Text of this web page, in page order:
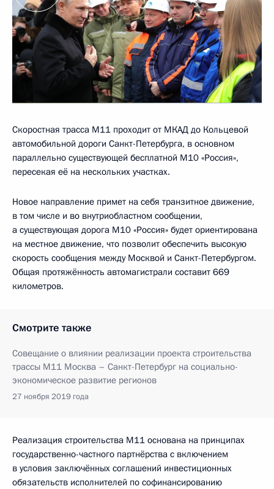
Скоростная трасса М11 проходит от МКАД до Кольцевой
автомобильной дороги Санкт-Петербурга, в основном
параллельно существующей бесплатной М10 «Россия»,
пересекая её на нескольких участках.
Новое направление примет на себя транзитное движение,
в том числе и во внутриобластном сообщении,
а существующая дорога М10 «Россия» будет ориентирована
на местное движение, что позволит обеспечить высокую
скорость сообщения между Москвой и Санкт-Петербургом.
Общая протяжённость автомагистрали составит 669
километров.
Смотрите также
Совещание о влиянии реализации проекта строительства
трассы М11 Москва – Санкт-Петербург на социально-
экономическое развитие регионов
27 ноября 2019 года
Реализация строительства М11 основана на принципах
государственно-частного партнёрства с включением
в условия заключённых соглашений инвестиционных
обязательств исполнителей по софинансированию